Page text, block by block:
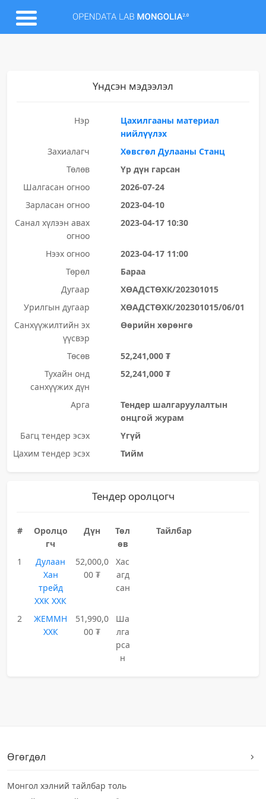
Үндсэн мэдээлэл
Нэр
Цахилгааны материал
нийлүүлэх
Захиалагч
Хөвсгөл Дулааны Станц
Төлөв
Үр дүн гарсан
Шалгасан огноо
2026-07-24
Зарласан огноо
2023-04-10
Санал хүлээн авах
огноо
2023-04-17 10:30
Нээх огноо
2023-04-17 11:00
Төрөл
Бараа
Дугаар
ХӨАДСТӨХК/202301015
Урилгын дугаар
ХӨАДСТӨХК/202301015/06/01
Санхүүжилтийн эх
үүсвэр
Өөрийн хөрөнгө
Төсөв
52,241,000 ₮
Тухайн онд
санхүүжих дүн
52,241,000 ₮
Арга
Тендер шалгаруулалтын
онцгой журам
Багц тендер эсэх
Үгүй
Цахим тендер эсэх
Тийм
Тендер оролцогч
#
Оролцо
гч
Дүн
Төл
өв
Тайлбар
1
Дулаан
Хан
трейд
ХХК ХХК
52,000,0
00 ₮
Хас
агд
сан
2
ЖЕММН
ХХК
51,990,0
00 ₮
Ша
лга
рса
н
Өгөгдөл
Монгол хэлний тайлбар толь